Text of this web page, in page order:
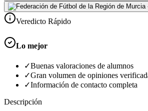
Veredicto Rápido
Lo mejor
✓Buenas valoraciones de alumnos
✓Gran volumen de opiniones
✓Información de contacto completa
Descripción